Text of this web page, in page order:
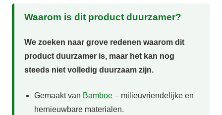
Waarom is dit product duurzamer?
We zoeken naar grove redenen waarom dit
product duurzamer is, maar het kan nog
steeds niet volledig duurzaam zijn.
Gemaakt van Bamboe – milieuvriendelijke en
hernieuwbare materialen.